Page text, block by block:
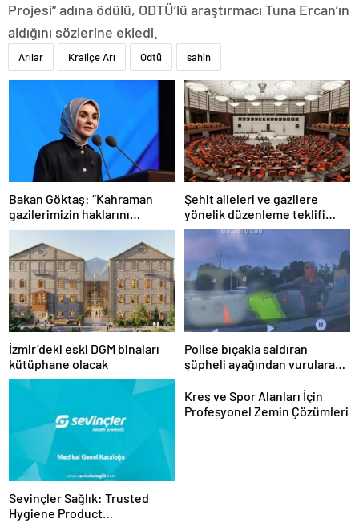
Projesi” adına ödülü, ODTÜ’lü araştırmacı Tuna Ercan’ın
aldığını sözlerine ekledi.
Arılar Kraliçe Arı Odtü sahin
Bakan Göktaş: “Kahraman
gazilerimizin haklarını
güçlendiren yeni bir dönemin
kapılarını aralıyoruz”
Şehit aileleri ve gazilere
yönelik düzenleme teklifi
Meclis’te kabul edildi
İzmir’deki eski DGM binaları
kütüphane olacak
Polise bıçakla saldıran
şüpheli ayağından vurularak
Sevinçler Sağlık: Trusted
Hygiene Product
Kreş ve Spor Alanları İçin
Profesyonel Zemin Çözümleri